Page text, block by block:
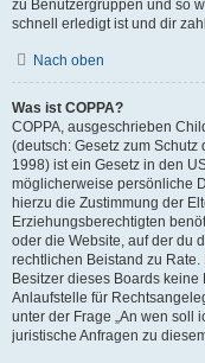
zu Benutzergruppen und so
schnell erledigt ist und dir
Nach oben
Was ist COPPA?
COPPA, ausgeschrieben
(deutsch: Gesetz zum
1998) ist ein Gesetz in den
möglicherweise persönliche
hierzu die Zustimmung der
Erziehungsberechtigten
oder die Website, auf der du
rechtlichen Beistand zu
Besitzer dieses Boards
Anlaufstelle für
unter der Frage „An wen soll
juristische Anfragen zu